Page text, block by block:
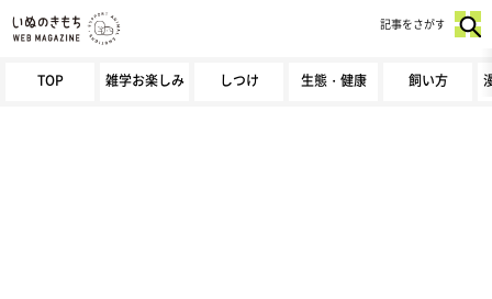
TOP 雑学お楽しみ しつけ 生態・健康 飼い方
記事をさがす